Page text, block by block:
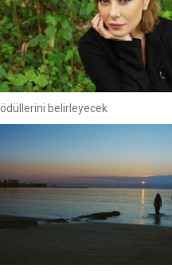
ödüllerini belirleyecek